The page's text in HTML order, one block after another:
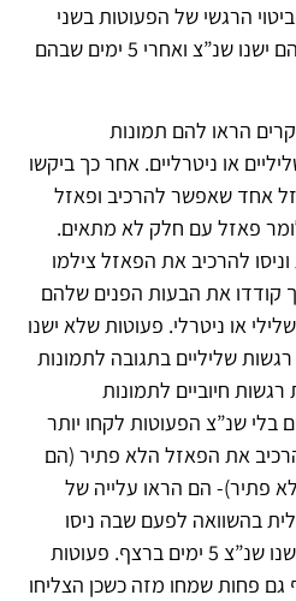
הרגשי של הפעוטות בשני
מצבים: אחרי 5 ימים שבהם הם ישנו שנ”צ ואחרי 5 ימים שבהם
הראו להם תמונות
או ניטרליים. אחר כך ביקשו
אחד שאפשר להרכיב ופאזל
פאזל עם חלק לא מתאים.
להרכיב את הפאזל צילמו
קודדו את הבעות הפנים שלהם
או ניטרלי. פעוטות שלא ישנו
יותר רגשות שליליים בתגובה לתמונות
רגשות חיוביים לתמונות
בנוסף, אחרי 5 ימים בלי שנ”צ הפעוטות לקחו יותר
את הפאזל הלא פתיר (הם
פתיר)- הם הראו עלייה של
בהשוואה לפעם שבה ניסו
להרכיב את הפאזל אחרי שישנו שנ”צ 5 ימים ברצף. פעוטות
5 ימים ברצף גם פחות שמחו מזה כשכן הצליחו